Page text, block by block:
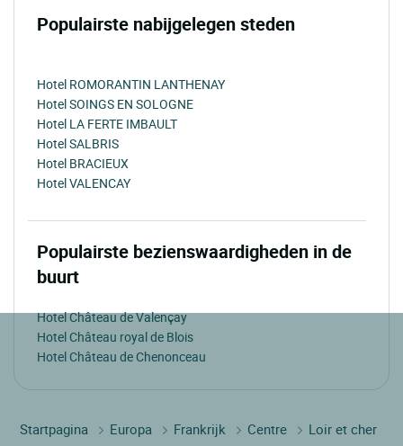
Populairste nabijgelegen steden
Hotel ROMORANTIN LANTHENAY
Hotel SOINGS EN SOLOGNE
Hotel LA FERTE IMBAULT
Hotel SALBRIS
Hotel BRACIEUX
Hotel VALENCAY
Populairste bezienswaardigheden in de
buurt
Hotel Château de Valençay
Hotel Château royal de Blois
Hotel Château de Chenonceau
Startpagina Europa Frankrijk Centre
Loir et cher